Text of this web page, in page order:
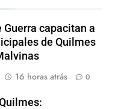
Guerra capacitan a
de Quilmes
16 horas atrás 0